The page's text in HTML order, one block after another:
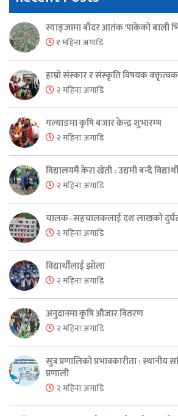
स्याङ्जामा बाँदर आतंक ‘पाकेको बाली
१ महिना अगाडि
हाम्रो संस्कार र संस्कृति विषयक
२ महिना अगाडि
गल्याङमा कृषि बजार केन्द्र शुभारम्भ
२ महिना अगाडि
विद्यालयमै केरा खेती : उद्यमी बन्दै विद्यार्थी
२ महिना अगाडि
चालक–सहचालकलाई दश लाखको
२ महिना अगाडि
विद्यार्थीलाई झोला
२ महिना अगाडि
अनुदानमा कृषि औजार वितरण
२ महिना अगाडि
सुत्र प्रणालिको प्रभावकारीता : स्थानीय
प्रणाली
२ महिना अगाडि